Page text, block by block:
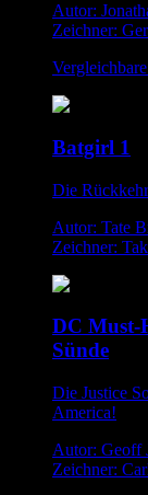
Autor:
Zeichner:
Batgirl 1
Die
Autor: Tate
Zeichner:
DC Must-
Sünde
Die Justice
America!
Autor: Geoff
Zeichner: